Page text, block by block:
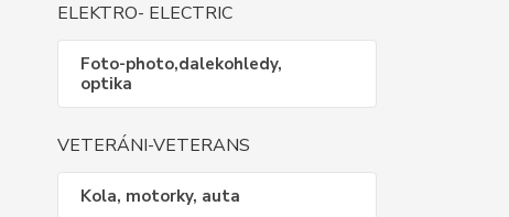
ELEKTRO- ELECTRIC
Foto-photo,dalekohledy,
optika
VETERÁNI-VETERANS
Kola, motorky, auta